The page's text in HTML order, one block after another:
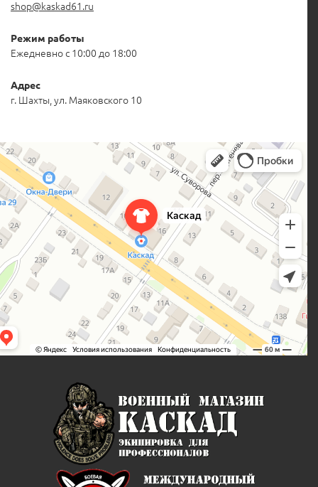
shop@kaskad61.ru
Режим работы
Ежедневно с 10:00 до 18:00
Адрес
г. Шахты, ул. Маяковского 10